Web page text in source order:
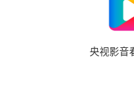
央视影音